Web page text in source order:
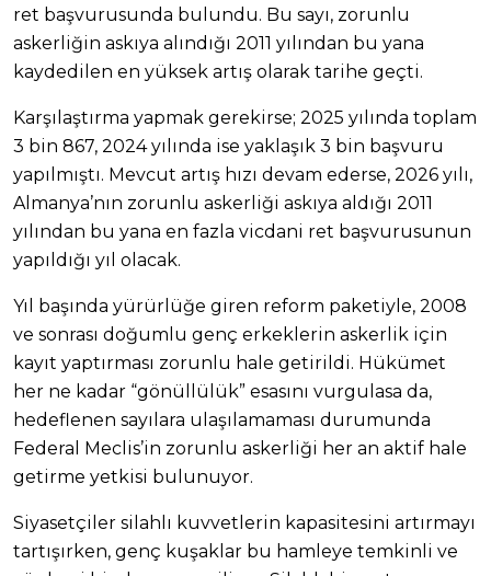
ret başvurusunda bulundu. Bu sayı, zorunlu
askerliğin askıya alındığı 2011 yılından bu yana
kaydedilen en yüksek artış olarak tarihe geçti.
Karşılaştırma yapmak gerekirse; 2025 yılında toplam
3 bin 867, 2024 yılında ise yaklaşık 3 bin başvuru
yapılmıştı. Mevcut artış hızı devam ederse, 2026 yılı,
Almanya’nın zorunlu askerliği askıya aldığı 2011
yılından bu yana en fazla vicdani ret başvurusunun
yapıldığı yıl olacak.
Yıl başında yürürlüğe giren reform paketiyle, 2008
ve sonrası doğumlu genç erkeklerin askerlik için
kayıt yaptırması zorunlu hale getirildi. Hükümet
her ne kadar “gönüllülük” esasını vurgulasa da,
hedeflenen sayılara ulaşılamaması durumunda
Federal Meclis’in zorunlu askerliği her an aktif hale
getirme yetkisi bulunuyor.
Siyasetçiler silahlı kuvvetlerin kapasitesini artırmayı
tartışırken, genç kuşaklar bu hamleye temkinli ve